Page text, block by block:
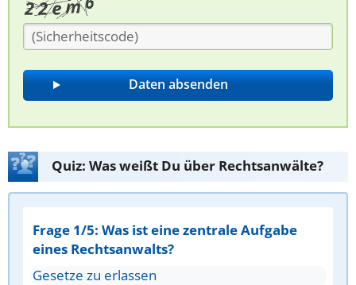
Quiz: Was weißt Du über Rechtsanwälte?
Frage 1/5: Was ist eine zentrale Aufgabe
eines Rechtsanwalts?
Gesetze zu erlassen